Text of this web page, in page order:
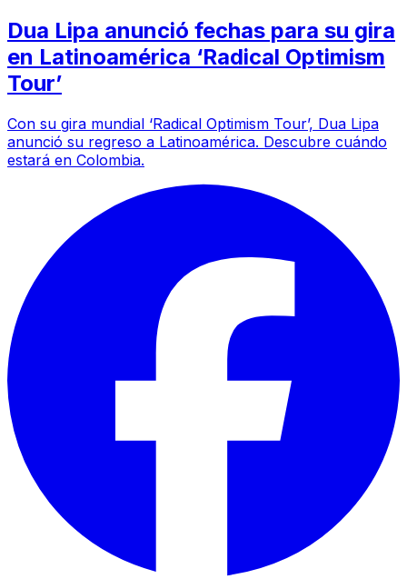
Dua Lipa anunció fechas para su gira
en Latinoamérica ‘Radical Optimism
Tour’
Con su gira mundial ‘Radical Optimism Tour’, Dua Lipa
anunció su regreso a Latinoamérica. Descubre cuándo
estará en Colombia.